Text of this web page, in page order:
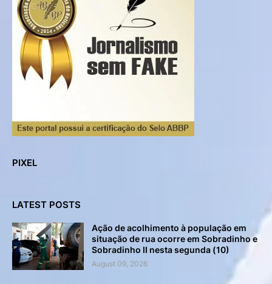
PIXEL
LATEST POSTS
Ação de acolhimento à população em
situação de rua ocorre em Sobradinho e
Sobradinho II nesta segunda (10)
August 09, 2026